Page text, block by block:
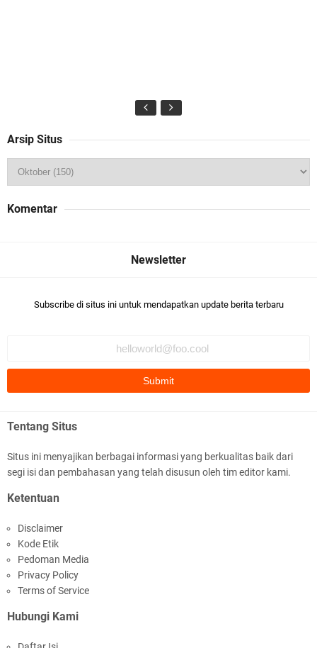
Arsip Situs
Komentar
Subscribe di situs ini untuk mendapatkan update berita terbaru
Tentang Situs
Situs ini menyajikan berbagai informasi yang berkualitas baik dari
segi isi dan pembahasan yang telah disusun oleh tim editor kami.
Ketentuan
Disclaimer
Kode Etik
Pedoman Media
Privacy Policy
Terms of Service
Hubungi Kami